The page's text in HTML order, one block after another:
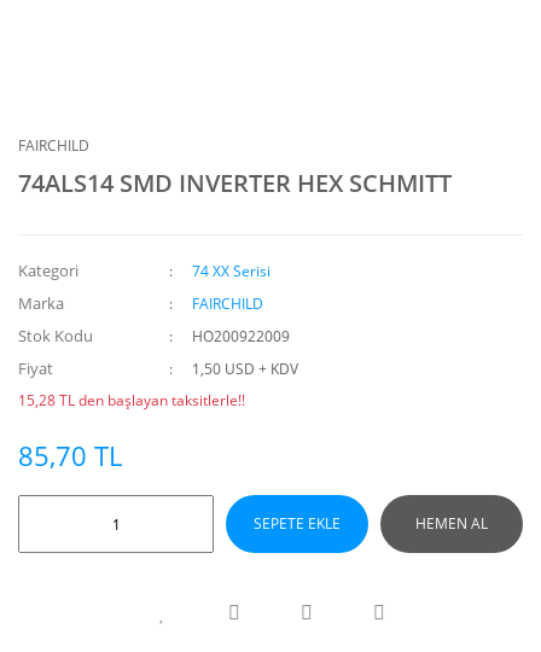
FAIRCHILD
74ALS14 SMD INVERTER HEX SCHMITT
Kategori 74 XX Serisi
Marka FAIRCHILD
Stok Kodu HO200922009
Fiyat
1,50 USD + KDV
15,28 TL den başlayan taksitlerle!!
85,70 TL
SEPETE EKLE HEMEN AL